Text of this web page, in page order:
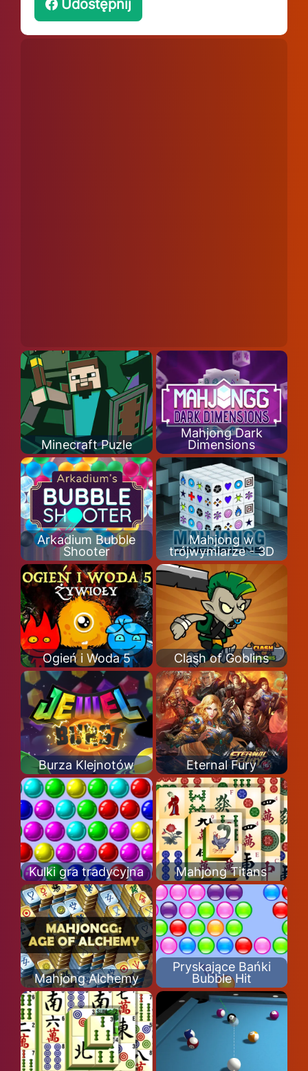
Udostępnij
Minecraft Puzle
Mahjong Dark
Dimensions
Arkadium Bubble
Shooter
Mahjong w
trójwymiarze - 3D
Ogień i Woda 5 Clash of Goblins
Burza Klejnotów Eternal Fury
Kulki gra tradycyjna Mahjong Titans
Mahjong Alchemy
Pryskające Bańki
Bubble Hit